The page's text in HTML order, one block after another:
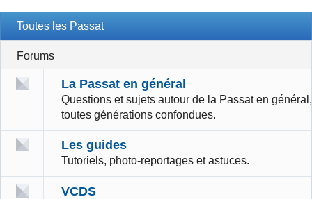
Toutes les Passat
Forums
La Passat en général
Questions et sujets autour de la Passat en général,
toutes générations confondues.
Les guides
Tutoriels, photo-reportages et astuces.
VCDS